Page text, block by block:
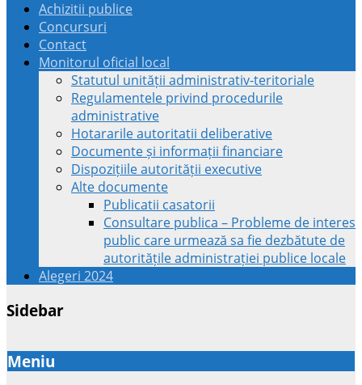
Achizitii publice
Concursuri
Contact
Monitorul oficial local
Statutul unității administrativ-teritoriale
Regulamentele privind procedurile
administrative
Hotararile autoritatii deliberative
Documente și informații financiare
Dispozițiile autorității executive
Alte documente
Publicatii casatorii
Consultare publica – Probleme de interes
public care urmează sa fie dezbătute de
autoritățile administrației publice locale
Alegeri 2024
Sidebar
Meniu